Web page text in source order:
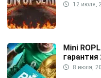
12 июля,
Mini
гарантия
8 июля,